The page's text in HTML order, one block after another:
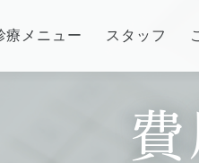
番町オフ
療メニュー
インプラント/
スタッフ